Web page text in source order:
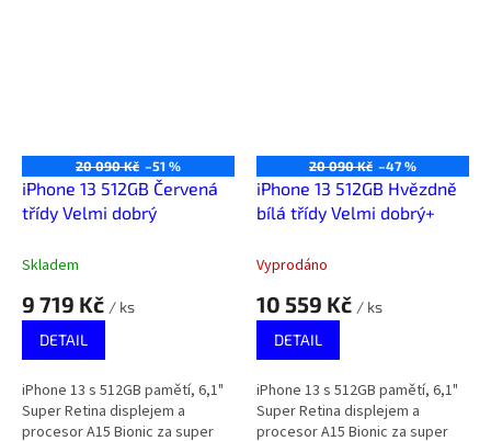
20 090 Kč –51 %
iPhone 13 512GB Červená
třídy Velmi dobrý
Skladem
9 719 Kč / ks
DETAIL
iPhone 13 s 512GB pamětí, 6,1"
Super Retina displejem a
procesor A15 Bionic za super
20 090 Kč –47 %
iPhone 13 512GB Hvězdně
bílá třídy Velmi dobrý+
Vyprodáno
10 559 Kč / ks
DETAIL
iPhone 13 s 512GB pamětí, 6,1"
Super Retina displejem a
procesor A15 Bionic za super